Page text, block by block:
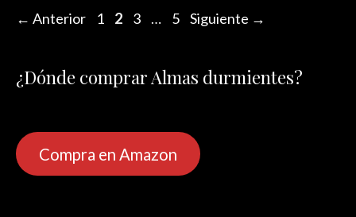
← Anterior Página
1 Página
2 Página
3 … Página
5 Siguiente →
¿Dónde comprar Almas durmientes?
Compra en Amazon